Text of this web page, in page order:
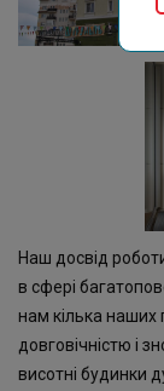
Наш досвід
в сфері
нам кілька наших
довговічністю і
висотні будинки